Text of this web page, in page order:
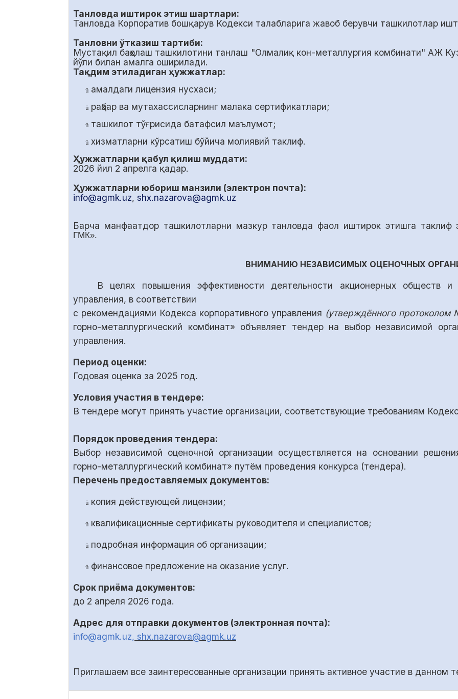
Танловда иштирок этиш шартлари:
Танловда Корпоратив бошқарув Кодекси талабларига жавоб берувчи ташкилотлар
Танловни ўтказиш тартиби:
Мустақил баҳолаш ташкилотини танлаш "Олмалиқ кон-металлургия комбинати" АЖ
йўли билан амалга оширилади.
Тақдим этиладиган ҳужжатлар:
ü амалдаги лицензия нусхаси;
ü раҳбар ва мутахассисларнинг малака сертификатлари;
ü ташкилот тўғрисида батафсил маълумот;
ü хизматларни кўрсатиш бўйича молиявий таклиф.
Ҳужжатларни қабул қилиш муддати:
2026 йил 2 апрелга қадар.
Ҳужжатларни юбориш манзили (электрон почта):
info@agmk.uz, shx.nazarova@agmk.uz
Барча манфаатдор ташкилотларни мазкур танловда фаол иштирок этишга таклиф
ГМК».
ВНИМАНИЮ НЕЗАВИСИМЫХ ОЦЕНОЧНЫХ
В целях повышения эффективности деятельности акционерных обществ и
управления, в соответствии
с рекомендациями Кодекса корпоративного управления (утверждённого протоколом
горно-металлургический комбинат» объявляет тендер на выбор независимой
управления.
Период оценки:
Годовая оценка за 2025 год.
Условия участия в тендере:
В тендере могут принять участие организации, соответствующие требованиям
Порядок проведения тендера:
Выбор независимой оценочной организации осуществляется на основании
горно-металлургический комбинат» путём проведения конкурса (тендера).
Перечень предоставляемых документов:
ü копия действующей лицензии;
ü квалификационные сертификаты руководителя и специалистов;
ü подробная информация об организации;
ü финансовое предложение на оказание услуг.
Срок приёма документов:
до 2 апреля 2026 года.
Адрес для отправки документов (электронная почта):
info@agmk.uz, shx.nazarova@agmk.uz
Приглашаем все заинтересованные организации принять активное участие в данном